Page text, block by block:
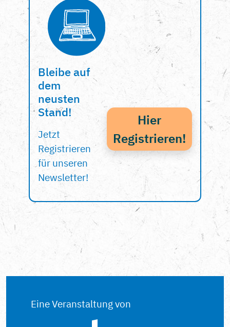
Bleibe auf
dem
neusten
Stand!
Jetzt
Registrieren
für unseren
Newsletter!
Hier
Registrieren!
Eine Veranstaltung von